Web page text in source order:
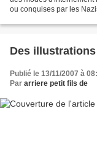
ou conquises par les
Des illustrations
Publié le 13/11/2007 à
Par arriere petit fils de